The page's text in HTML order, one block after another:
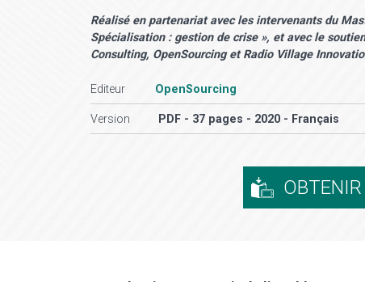
Réalisé en partenariat avec les intervenants du
Spécialisation : gestion de crise », et avec le
Consulting, OpenSourcing et Radio Village
Editeur OpenSourcing
Version PDF - 37 pages - 2020 - Français
OBTENIR